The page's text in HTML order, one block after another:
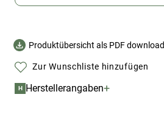
Produktübersicht als PDF
Zur Wunschliste hinzufügen
H Herstellerangaben+